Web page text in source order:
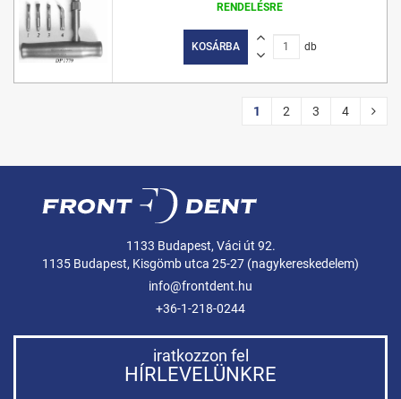
RENDELÉSRE
KOSÁRBA db
1 2 3 4
1133 Budapest, Váci út 92.
1135 Budapest, Kisgömb utca 25-27 (nagykereskedelem)
info@frontdent.hu
+36-1-218-0244
iratkozzon fel
HÍRLEVELÜNKRE